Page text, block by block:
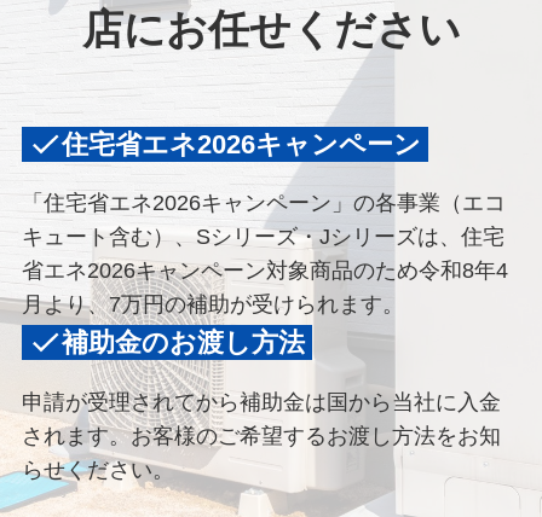
店にお任せください
住宅省エネ2026キャンペーン
「住宅省エネ2026キャンペーン」の各事業（エコ
キュート含む）、Sシリーズ・Jシリーズは、住宅
省エネ2026キャンペーン対象商品のため令和8年4
月より、7万円の補助が受けられます。
補助金のお渡し方法
申請が受理されてから補助金は国から当社に入金
されます。お客様のご希望するお渡し方法をお知
らせください。